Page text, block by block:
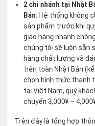
2 chi nhánh tại Nhật
Bản: Hệ thống không
sản phẩm trước khi
giao hàng nhanh
chúng tôi sẽ luôn sẵn
hàng chất lượng và
trên toàn Nhật Bản
chọn hình thức thanh
tại Việt Nam, quý
chuyển 3,000¥ –
Trên đây là tổng hợp